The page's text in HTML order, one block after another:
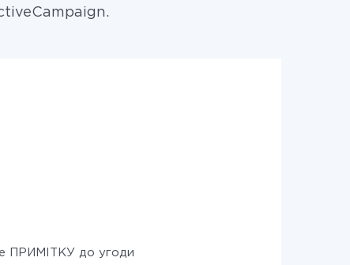
ПРИМІТКУ до угоди